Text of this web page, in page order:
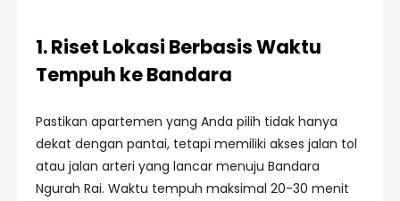
1. Riset Lokasi Berbasis Waktu
Tempuh ke Bandara
Pastikan apartemen yang Anda pilih tidak hanya
dekat dengan pantai, tetapi memiliki akses jalan tol
atau jalan arteri yang lancar menuju Bandara
Ngurah Rai. Waktu tempuh maksimal 20-30 menit